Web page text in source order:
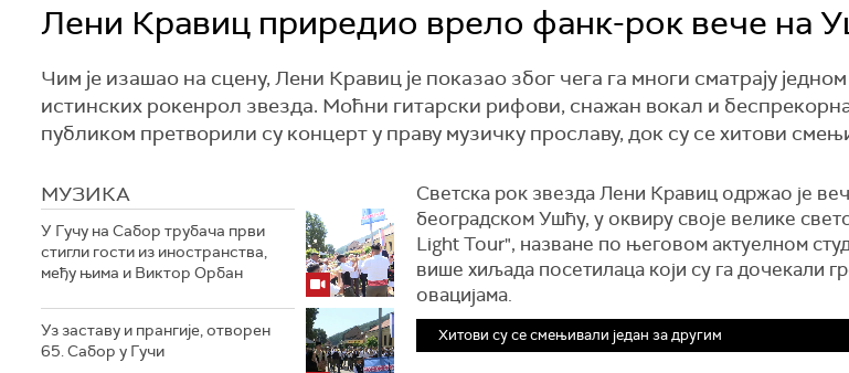
Лени Кравиц приредио врело фанк-рок вече на
Чим је изашао на сцену, Лени Кравиц је показао због чега га многи сматрају
истинских рокенрол звезда. Моћни гитарски рифови, снажан вокал и
публиком претворили су концерт у праву музичку прославу, док су се хитови
МУЗИКА
У Гучу на Сабор трубача први
стигли гости из иностранства,
међу њима и Виктор Орбан
Уз заставу и прангије, отворен
65. Сабор у Гучи
Светска рок звезда Лени Кравиц одржао је
београдском Ушћу, у оквиру своје велике
Light Tour", назване по његовом актуелном
више хиљада посетилаца који су га дочекали
овацијама.
Хитови су се смењивали један за другим